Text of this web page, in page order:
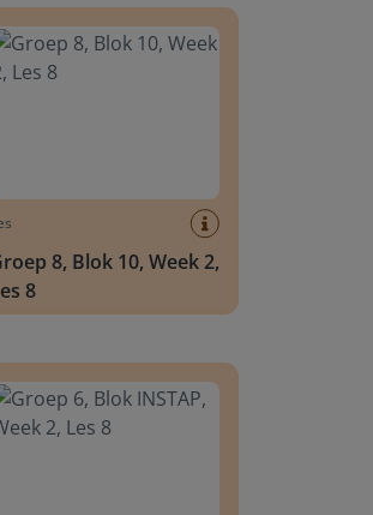
8, Blok 10, Week 2,
8